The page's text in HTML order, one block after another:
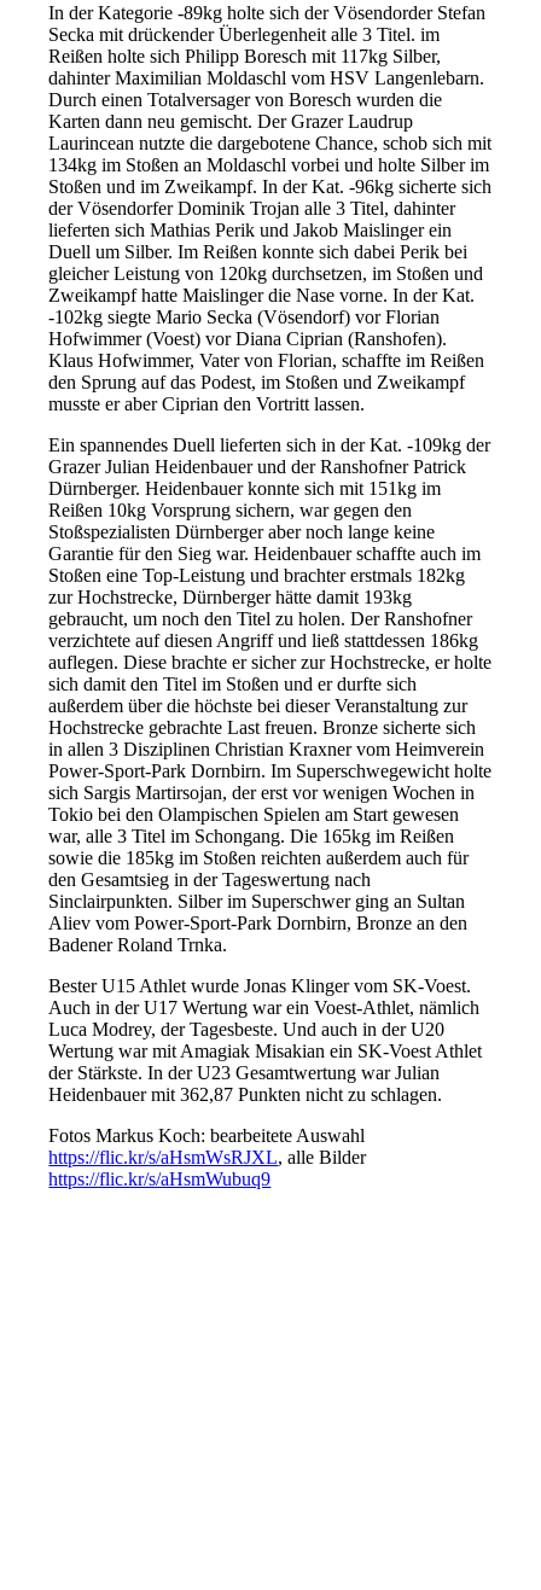
In der Kategorie -89kg holte sich der Vösendorder Stefan
Secka mit drückender Überlegenheit alle 3 Titel. im
Reißen holte sich Philipp Boresch mit 117kg Silber,
dahinter Maximilian Moldaschl vom HSV Langenlebarn.
Durch einen Totalversager von Boresch wurden die
Karten dann neu gemischt. Der Grazer Laudrup
Laurincean nutzte die dargebotene Chance, schob sich mit
134kg im Stoßen an Moldaschl vorbei und holte Silber im
Stoßen und im Zweikampf. In der Kat. -96kg sicherte sich
der Vösendorfer Dominik Trojan alle 3 Titel, dahinter
lieferten sich Mathias Perik und Jakob Maislinger ein
Duell um Silber. Im Reißen konnte sich dabei Perik bei
gleicher Leistung von 120kg durchsetzen, im Stoßen und
Zweikampf hatte Maislinger die Nase vorne. In der Kat.
-102kg siegte Mario Secka (Vösendorf) vor Florian
Hofwimmer (Voest) vor Diana Ciprian (Ranshofen).
Klaus Hofwimmer, Vater von Florian, schaffte im Reißen
den Sprung auf das Podest, im Stoßen und Zweikampf
musste er aber Ciprian den Vortritt lassen.
Ein spannendes Duell lieferten sich in der Kat. -109kg der
Grazer Julian Heidenbauer und der Ranshofner Patrick
Dürnberger. Heidenbauer konnte sich mit 151kg im
Reißen 10kg Vorsprung sichern, war gegen den
Stoßspezialisten Dürnberger aber noch lange keine
Garantie für den Sieg war. Heidenbauer schaffte auch im
Stoßen eine Top-Leistung und brachter erstmals 182kg
zur Hochstrecke, Dürnberger hätte damit 193kg
gebraucht, um noch den Titel zu holen. Der Ranshofner
verzichtete auf diesen Angriff und ließ stattdessen 186kg
auflegen. Diese brachte er sicher zur Hochstrecke, er holte
sich damit den Titel im Stoßen und er durfte sich
außerdem über die höchste bei dieser Veranstaltung zur
Hochstrecke gebrachte Last freuen. Bronze sicherte sich
in allen 3 Disziplinen Christian Kraxner vom Heimverein
Power-Sport-Park Dornbirn. Im Superschwegewicht holte
sich Sargis Martirsojan, der erst vor wenigen Wochen in
Tokio bei den Olampischen Spielen am Start gewesen
war, alle 3 Titel im Schongang. Die 165kg im Reißen
sowie die 185kg im Stoßen reichten außerdem auch für
den Gesamtsieg in der Tageswertung nach
Sinclairpunkten. Silber im Superschwer ging an Sultan
Aliev vom Power-Sport-Park Dornbirn, Bronze an den
Badener Roland Trnka.
Bester U15 Athlet wurde Jonas Klinger vom SK-Voest.
Auch in der U17 Wertung war ein Voest-Athlet, nämlich
Luca Modrey, der Tagesbeste. Und auch in der U20
Wertung war mit Amagiak Misakian ein SK-Voest Athlet
der Stärkste. In der U23 Gesamtwertung war Julian
Heidenbauer mit 362,87 Punkten nicht zu schlagen.
Fotos Markus Koch: bearbeitete Auswahl
https://flic.kr/s/aHsmWsRJXL, alle Bilder
https://flic.kr/s/aHsmWubuq9